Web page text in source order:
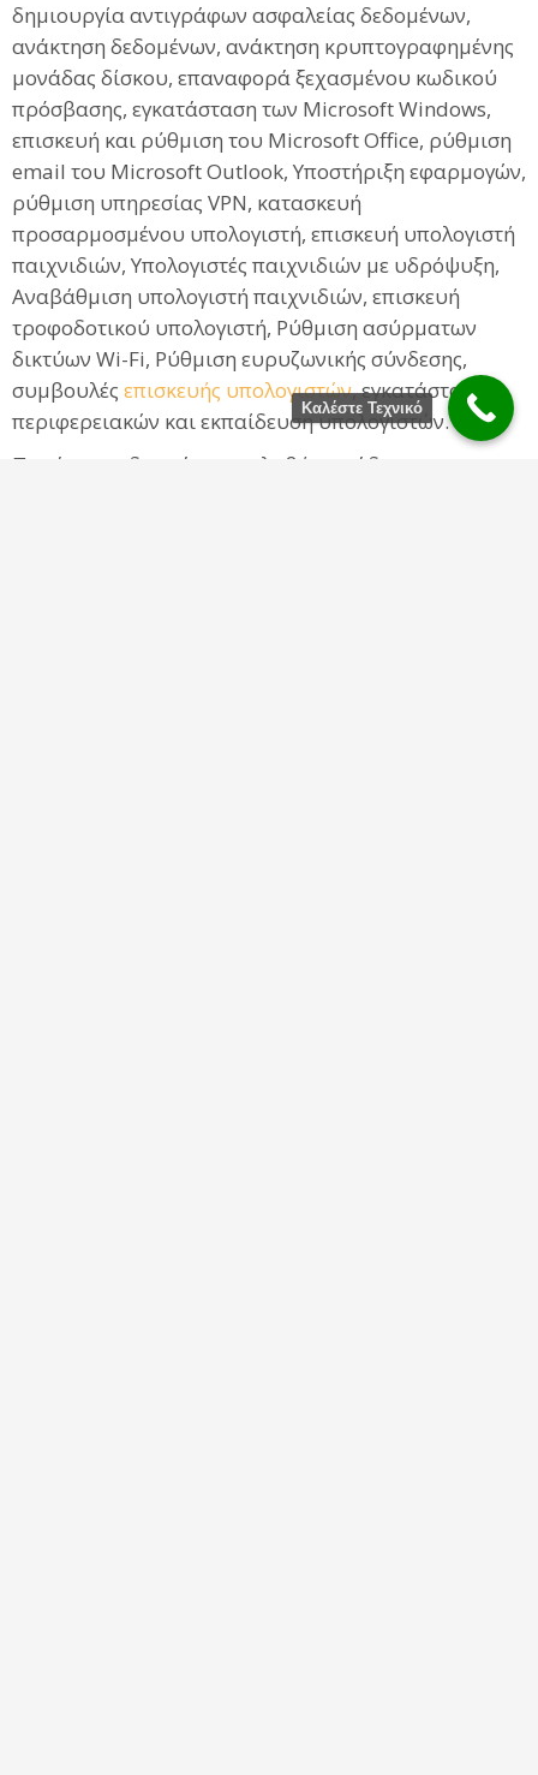
δημιουργία αντιγράφων ασφαλείας δεδομένων,
ανάκτηση δεδομένων, ανάκτηση κρυπτογραφημένης
μονάδας δίσκου, επαναφορά ξεχασμένου κωδικού
πρόσβασης, εγκατάσταση των Microsoft Windows,
επισκευή και ρύθμιση του Microsoft Office, ρύθμιση
email του Microsoft Outlook, Υποστήριξη εφαρμογών,
ρύθμιση υπηρεσίας VPN, κατασκευή
προσαρμοσμένου υπολογιστή, επισκευή υπολογιστή
παιχνιδιών, Υπολογιστές παιχνιδιών με υδρόψυξη,
Αναβάθμιση υπολογιστή παιχνιδιών, επισκευή
τροφοδοτικού υπολογιστή, Ρύθμιση ασύρματων
δικτύων Wi-Fi, Ρύθμιση ευρυζωνικής σύνδεσης,
συμβουλές επισκευής υπολογιστών, εγκατάσταση
περιφερειακών και εκπαίδευση υπολογιστών.
Παρέχουμε δωρεάν παραλαβή παράδοση στην
Καλέστε Τεχνικό